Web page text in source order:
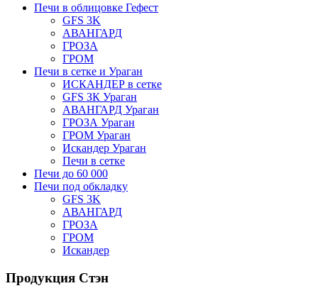
Печи в облицовке Гефест
GFS 3K
АВАНГАРД
ГРОЗА
ГРОМ
Печи в сетке и Ураган
ИСКАНДЕР в сетке
GFS ЗК Ураган
АВАНГАРД Ураган
ГРОЗА Ураган
ГРОМ Ураган
Искандер Ураган
Печи в сетке
Печи до 60 000
Печи под обкладку
GFS 3K
АВАНГАРД
ГРОЗА
ГРОМ
Искандер
Продукция Стэн